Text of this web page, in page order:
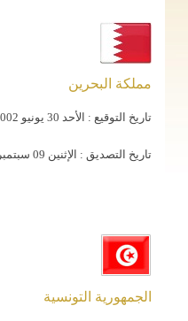
مملكة البحرين
تاريخ التوقيع : الأحد 30 يونيو 2002
تاريخ التصديق : الإثنين 09 سبتمبر 2002
الجمهورية التونسية